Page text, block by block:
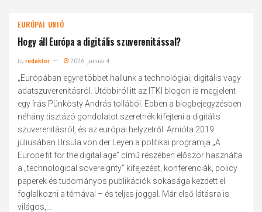
EURÓPAI UNIÓ
Hogy áll Európa a digitális szuverenitással?
byredaktor 2026. január 4.
„Európában egyre többet hallunk a technológiai, digitális vagy
adatszuverenitásról. Utóbbiról itt az ITKI blogon is megjelent
egy írás Pünkösty András tollából. Ebben a blogbejegyzésben
néhány tisztázó gondolatot szeretnék kifejteni a digitális
szuverenitásról, és az európai helyzetről. Amióta 2019
júliusában Ursula von der Leyen a politikai programja „A
Europe fit for the digital age” című részében először használta
a „technological sovereignty” kifejezést, konferenciák, policy
paperek és tudományos publikációk sokasága kezdett el
foglalkozni a témával – és teljes joggal. Már első látásra is
világos,...